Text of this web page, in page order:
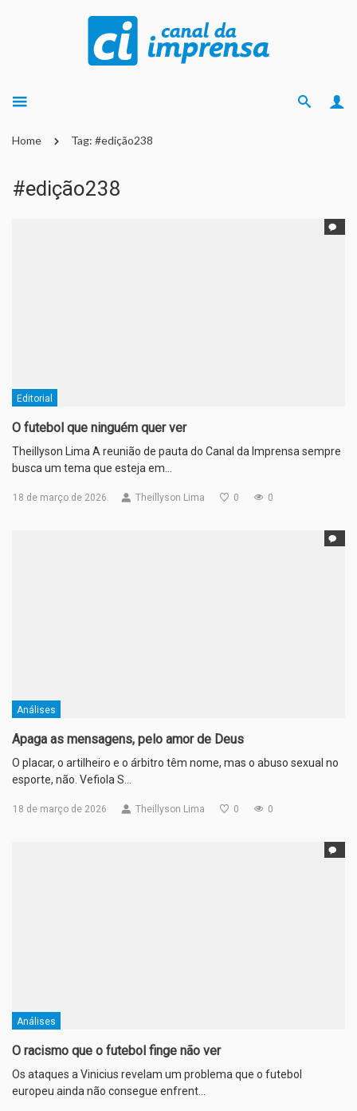
Home Tag: #edição238
#edição238
Editorial
O futebol que ninguém quer ver
Theillyson Lima A reunião de pauta do Canal da Imprensa sempre
busca um tema que esteja em…
18 de março de 2026 Theillyson Lima 0 0
Análises
Apaga as mensagens, pelo amor de Deus
O placar, o artilheiro e o árbitro têm nome, mas o abuso sexual no
esporte, não. Vefiola S…
18 de março de 2026 Theillyson Lima 0 0
Análises
O racismo que o futebol finge não ver
Os ataques a Vinicius revelam um problema que o futebol
europeu ainda não consegue enfrent…